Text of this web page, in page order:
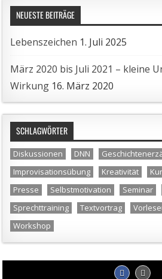
NEUESTE BEITRÄGE
Lebenszeichen 1. Juli 2025
März 2020 bis Juli 2021 – kleine
Wirkung 16. März 2020
SCHLAGWÖRTER
Diskussionen DNN
Improvisationsübung
Kreativität
Presse
Selbstmotivation Seminar
Sprechttraining
Textvortrag
Workshop